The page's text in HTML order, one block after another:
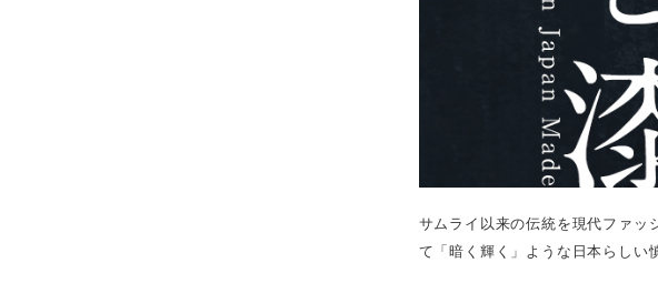
サムライ以来の伝統を現代ファッ
て「暗く輝く」ような日本らしい